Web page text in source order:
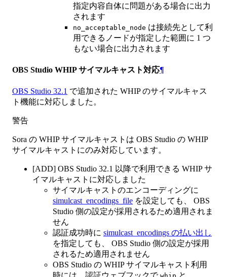
指定内容自体に問題がある場合に出力
されます
no_acceptable_node は接続先として利
用できるノードが指定した範囲に 1 つ
もない場合に出力されます
OBS Studio WHIP サイマルキャスト対応¶
OBS Studio 32.1 で追加された WHIP のサイマルキャス
ト機能に対応しました。
警告
Sora の WHIP サイマルキャストは OBS Studio の WHIP
サイマルキャストにのみ対応しています。
[ADD] OBS Studio 32.1 以降で利用できる WHIP サ
イマルキャストに対応しました
サイマルキャストのエンコーディングに
simulcast_encodings_file を設定しても、 OBS
Studio 側の設定が採用されるため適用されま
せん
認証成功時に simulcast_encodings の払い出し
を指定しても、 OBS Studio 側の設定が採用
されるため適用されません
OBS Studio の WHIP サイマルキャスト利用